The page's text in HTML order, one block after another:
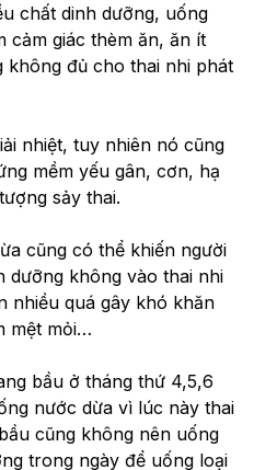
chất dinh dưỡng, uống
cảm giác thèm ăn, ăn ít
đủ cho thai nhi phát
nhiệt, tuy nhiên nó cũng
mềm yếu gân, cơn, hạ
sảy thai.
cũng có thể khiến người
dưỡng không vào thai nhi
nhiều quá gây khó khăn
mệt mỏi…
bầu ở tháng thứ 4,5,6
nước dừa vì lúc này thai
cũng không nên uống
trong ngày để uống loại